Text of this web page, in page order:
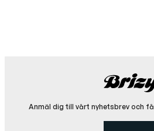
Anmäl dig till vårt nyhetsbrev och få